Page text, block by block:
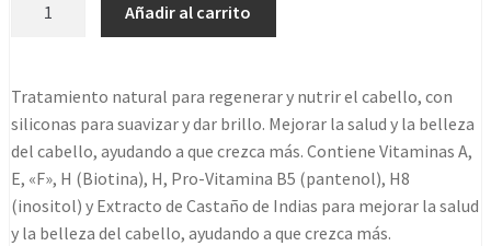
1020gr
cantidad
Añadir al carrito
Tratamiento natural para regenerar y nutrir el cabello, con
siliconas para suavizar y dar brillo. Mejorar la salud y la belleza
del cabello, ayudando a que crezca más. Contiene Vitaminas A,
E, «F», H (Biotina), H, Pro-Vitamina B5 (pantenol), H8
(inositol) y Extracto de Castaño de Indias para mejorar la salud
y la belleza del cabello, ayudando a que crezca más.